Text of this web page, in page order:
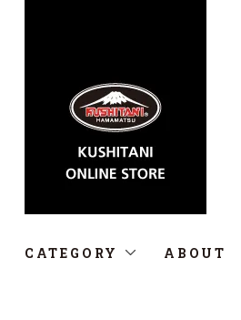
CATEGORY ABOUT